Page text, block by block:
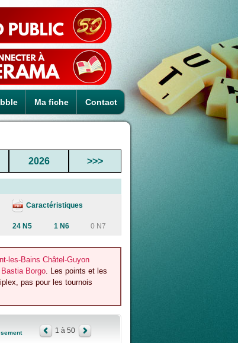
Ma fiche Contact
2026 >>>
Caractéristiques
24 N5 1 N6 0 N7
les-Bains Châtel-Guyon
Borgo. Les points et les
pas pour les tournois
1 à 50